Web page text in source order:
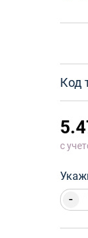
Код
с
-